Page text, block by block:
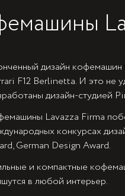
дизайн
F12 Berlinetta. И это не
дизайн-студией
Lavazza Firma
конкурсах
German Design Award.
и компактные
в любой интерьер.